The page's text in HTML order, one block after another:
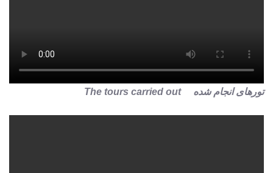
تورهای انجام شده The tours carried out